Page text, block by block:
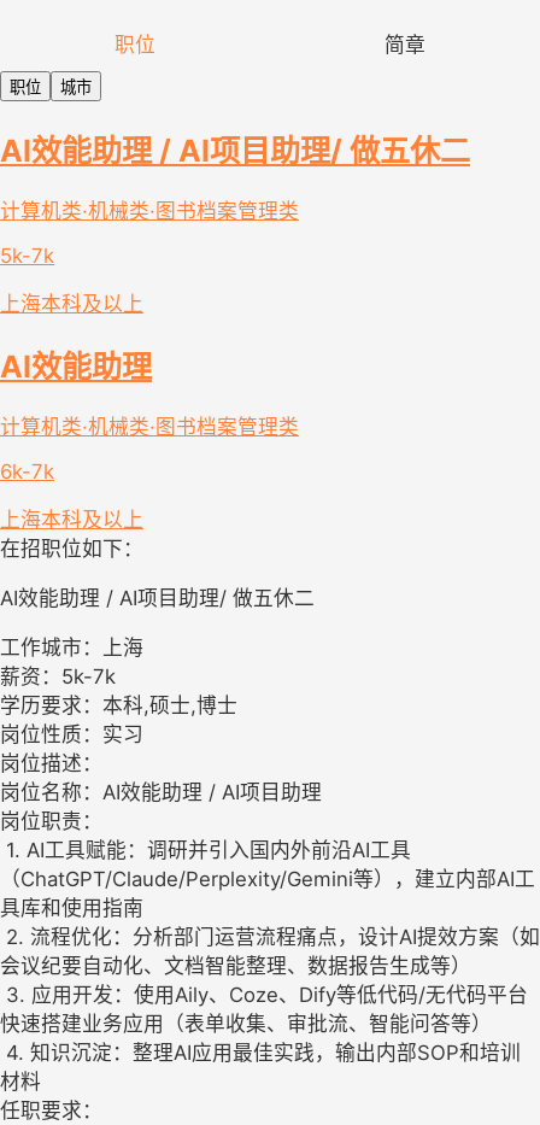
职位 简章
职位 城市
AI效能助理 / AI项目助理/ 做五休二
计算机类·机械类·图书档案管理类
5k-7k
上海本科及以上
AI效能助理
计算机类·机械类·图书档案管理类
6k-7k
上海本科及以上
在招职位如下：
AI效能助理 / AI项目助理/ 做五休二
工作城市：上海
薪资：5k-7k
学历要求：本科,硕士,博士
岗位性质：实习
岗位描述：
岗位名称：AI效能助理 / AI项目助理
岗位职责：
1. AI工具赋能：调研并引入国内外前沿AI工具
（ChatGPT/Claude/Perplexity/Gemini等），建立内部AI工
具库和使用指南
2. 流程优化：分析部门运营流程痛点，设计AI提效方案（如
会议纪要自动化、文档智能整理、数据报告生成等）
3. 应用开发：使用Aily、Coze、Dify等低代码/无代码平台
快速搭建业务应用（表单收集、审批流、智能问答等）
4. 知识沉淀：整理AI应用最佳实践，输出内部SOP和培训
材料
任职要求：